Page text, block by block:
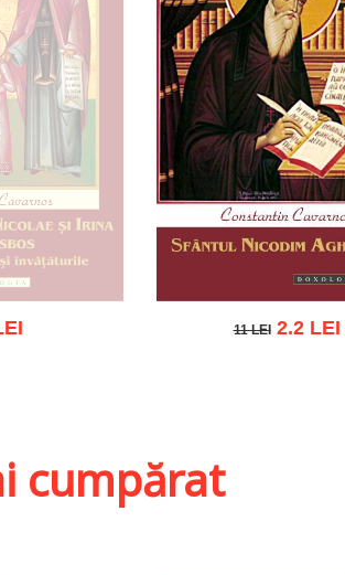
11 LEI
11 LEI2.2 LEI
cumpărat